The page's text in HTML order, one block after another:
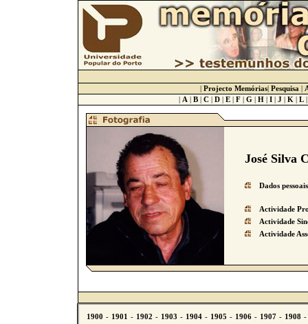
| Projecto Memórias| Pesquisa |
| A | B| C| D| E| F| G| H| I| J | K | L
José Silva
Dados
Actividade
Actividade
Actividade